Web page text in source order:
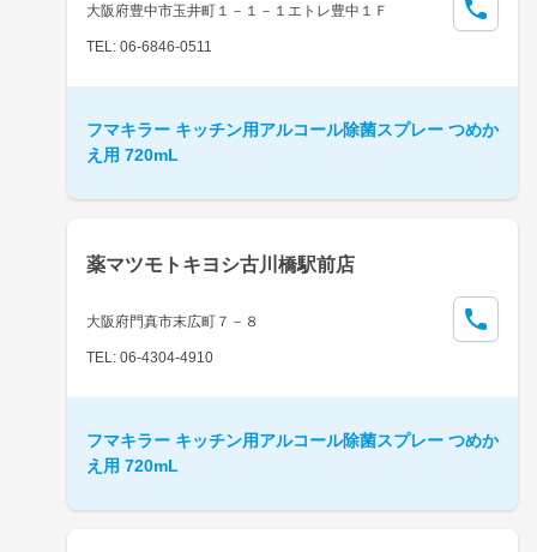
大阪府豊中市玉井町１－１－１エトレ豊中１Ｆ
TEL: 06-6846-0511
フマキラー キッチン用アルコール除菌スプレー つめか
え用 720mL
薬マツモトキヨシ古川橋駅前店
大阪府門真市末広町７－８
TEL: 06-4304-4910
フマキラー キッチン用アルコール除菌スプレー つめか
え用 720mL